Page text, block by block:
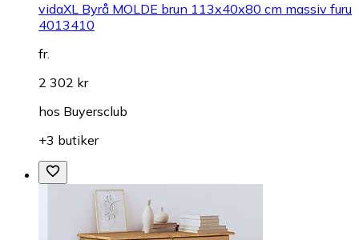
vidaXL Byrå MOLDE brun 113x40x80 cm massiv furu
4013410
fr.
2 302 kr
hos Buyersclub
+3 butiker